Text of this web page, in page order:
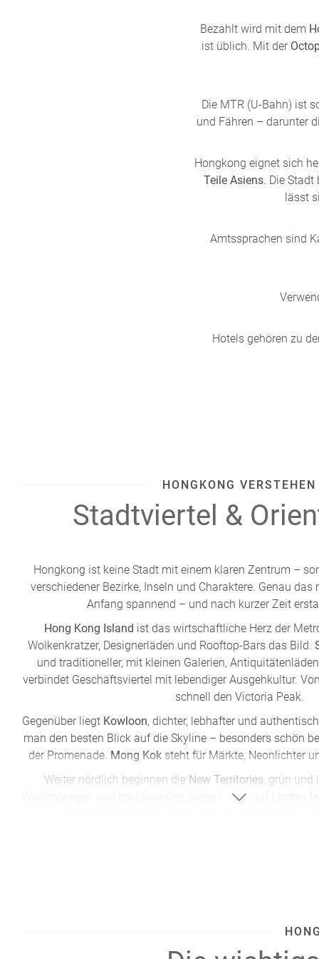
Bezahlt wird mit dem
ist üblich. Mit der
Die MTR (U-Bahn) ist
und Fähren – darunter
Hongkong eignet sich
Teile Asiens. Die
lässt
Amtssprachen sind
Hotels gehören zu
HONGKONG VERSTEHEN
Stadtviertel &
Hongkong ist keine Stadt mit einem klaren Zentrum –
verschiedener Bezirke, Inseln und Charaktere. Genau
Anfang spannend – und nach kurzer Zeit
Hong Kong Island ist das wirtschaftliche Herz der
Wolkenkratzer, Designerläden und Rooftop-Bars das Bild.
und traditioneller, mit kleinen Galerien,
verbindet Geschäftsviertel mit lebendiger Ausgehkultur.
schnell den Victoria Peak.
Gegenüber liegt Kowloon, dichter, lebhafter und
man den besten Blick auf die Skyline – besonders schön
der Promenade. Mong Kok steht für Märkte, Neonlichter
Weiter nördlich beginnen die New Territories, grün und
Wanderwegen und traditionellen Dörfern. Und auf
Trotz seiner Größe gilt Hongkong als sehr sichere und
abends.